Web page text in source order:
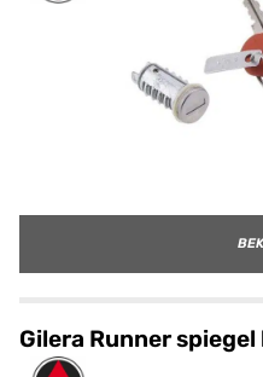
Gilera Runner